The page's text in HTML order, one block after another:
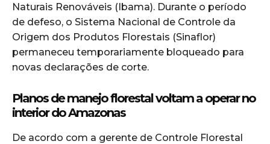
Naturais Renováveis (Ibama). Durante o período
de defeso, o Sistema Nacional de Controle da
Origem dos Produtos Florestais (Sinaflor)
permaneceu temporariamente bloqueado para
novas declarações de corte.
Planos de manejo florestal voltam a operar no
interior do Amazonas
De acordo com a gerente de Controle Florestal